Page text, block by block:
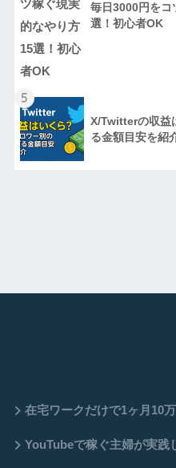
毎日3000円をコ
選！初心者OK
5
X/Twitterの収益
る金額目安を紹
在宅ワークだけで1ヶ月10
YouTubeで稼ぐ主婦が実践